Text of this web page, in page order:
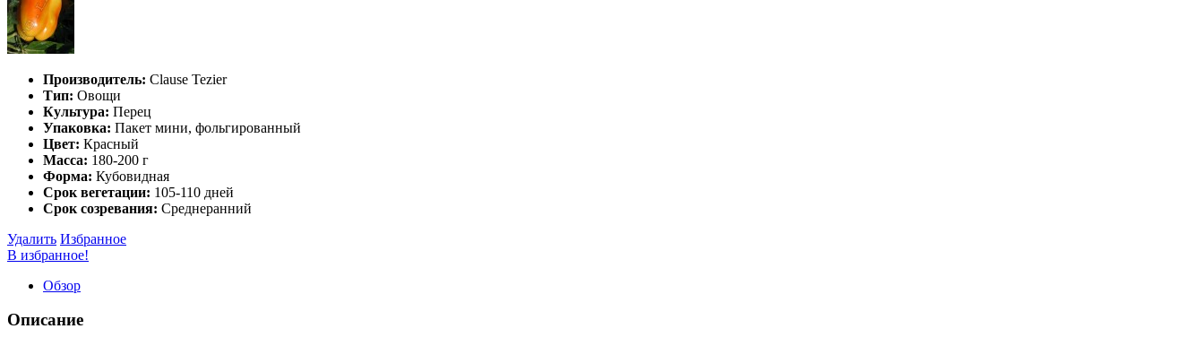
Производитель: Clause Tezier
Тип: Овощи
Культура: Перец
Упаковка: Пакет мини, фольгированный
Цвет: Красный
Масса: 180-200 г
Форма: Кубовидная
Срок вегетации: 105-110 дней
Срок созревания: Среднеранний
Удалить Избранное
В избранное!
Обзор
Описание